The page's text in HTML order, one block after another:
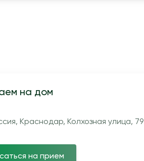
на дом
Краснодар, Колхозная улица, 79
на прием